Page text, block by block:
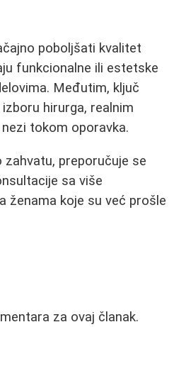
poboljšati kvalitet
funkcionalne ili estetske
Međutim, ključ
hirurga, realnim
tokom oporavka.
zahvatu, preporučuje se
sa više
ženama koje su već prošle
za ovaj članak.